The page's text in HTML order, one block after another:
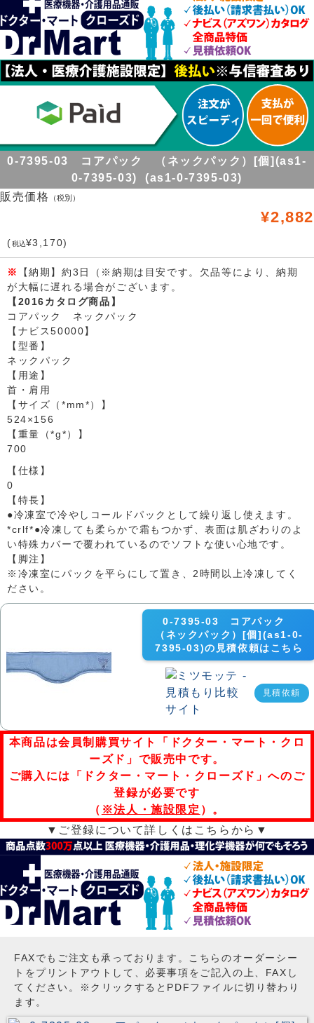
0-7395-03 コアパック （ネックパック）[個](as1-
0-7395-03) (as1-0-7395-03)
販売価格
（税別）
¥2,882
(税込¥3,170)
※
【納期】約3日（※納期は目安です。欠品等により、納期
が大幅に遅れる場合がございます。
【2016カタログ商品】
コアパック ネックパック
【ナビス50000】
【型番】
ネックパック
【用途】
首・肩用
【サイズ（*mm*）】
524×156
【重量（*g*）】
700
【仕様】
0
【特長】
●冷凍室で冷やしコールドパックとして繰り返し使えます。
*crlf*●冷凍しても柔らかで霜もつかず、表面は肌ざわりのよ
い特殊カバーで覆われているのでソフトな使い心地です。
【脚注】
※冷凍室にパックを平らにして置き、2時間以上冷凍してく
ださい。
0-7395-03 コアパック
（ネックパック）[個](as1-0-
7395-03)の見積依頼はこちら
見積依頼
本商品は会員制購買サイト「ドクター・マート・クロ
ーズド」で販売中です。
ご購入には「ドクター・マート・クローズド」へのご
登録が必要です
（ ※法人・施設限定 ）。
▼ご登録について詳しくはこちらから▼
FAXでもご注文も承っております。こちらのオーダーシー
トをプリントアウトして、必要事項をご記入の上、FAXし
てください。※クリックするとPDFファイルに切り替わり
ます。